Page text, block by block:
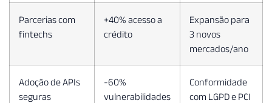
Parcerias com
fintechs
+40% acesso a
crédito
Expansão para
3 novos
mercados/ano
Adoção de APIs
seguras
-60%
vulnerabilidades
Conformidade
com LGPD e PCI